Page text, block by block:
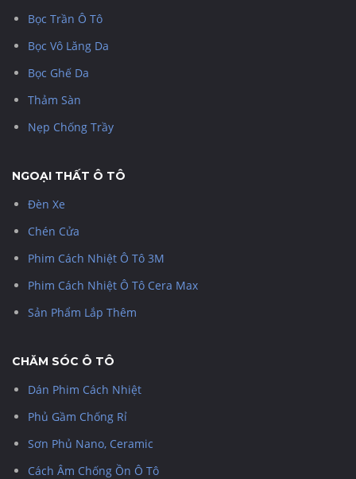
Bọc Trần Ô Tô
Bọc Vô Lăng Da
Bọc Ghế Da
Thảm Sàn
Nẹp Chống Trầy
NGOẠI THẤT Ô TÔ
Đèn Xe
Chén Cửa
Phim Cách Nhiệt Ô Tô 3M
Phim Cách Nhiệt Ô Tô Cera Max
Sản Phẩm Lắp Thêm
CHĂM SÓC Ô TÔ
Dán Phim Cách Nhiệt
Phủ Gầm Chống Rỉ
Sơn Phủ Nano, Ceramic
Cách Âm Chống Ồn Ô Tô